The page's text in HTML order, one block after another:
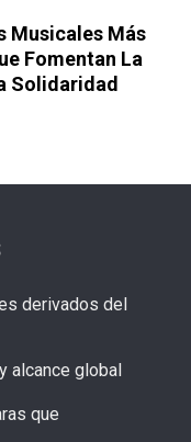
Musicales Más
Fomentan La
Solidaridad
derivados del
alcance global
que